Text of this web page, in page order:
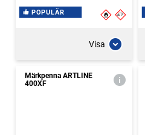
POPULÄR
Visa
Märkpenna ARTLINE
400XF